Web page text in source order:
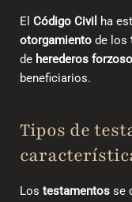
El Código Civil ha
otorgamiento de los
de herederos
beneficiarios.
Tipos de
Los testamentos se